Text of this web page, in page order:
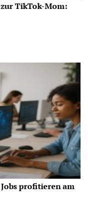
TikTok-Mom:
profitieren am